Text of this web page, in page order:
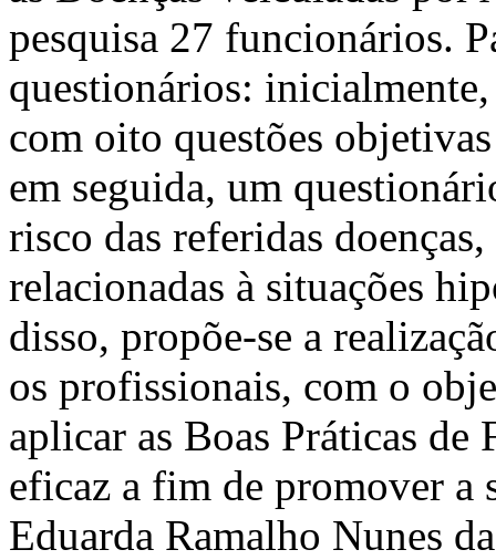
pesquisa 27 funcionários.
questionários:
com oito questões
em seguida, um
risco das referidas
relacionadas à situações
disso, propõe-se a
os profissionais, com o
aplicar as Boas Práticas de
eficaz a fim de promover a
Eduarda Ramalho Nunes